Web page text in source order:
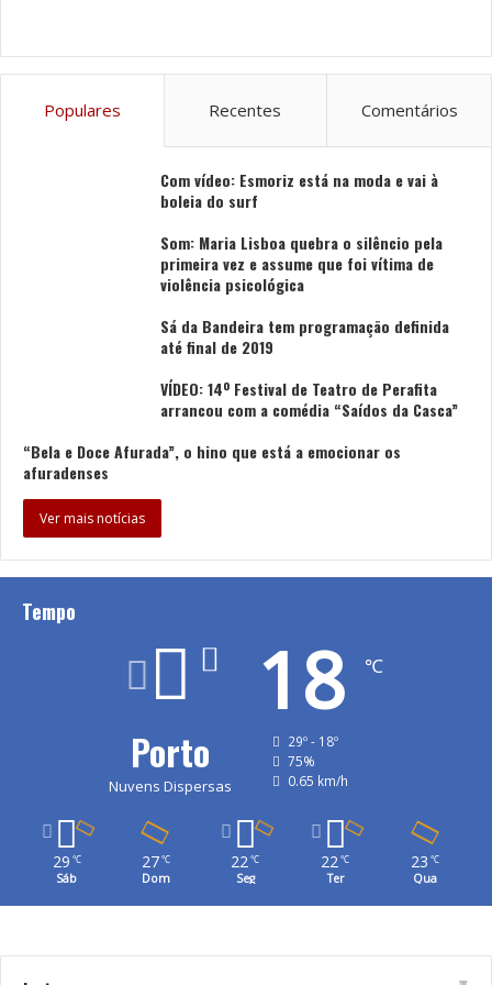
Hotels Espanha e Portugal, na referida nota.
Foto: DR
B&B HOTEL Grupo Casais
Guimarães
Populares Recentes Comentários
Com vídeo: Esmoriz está na moda e vai à
boleia do surf
Som: Maria Lisboa quebra o silêncio pela
primeira vez e assume que foi vítima de
violência psicológica
Sá da Bandeira tem programação definida
até final de 2019
VÍDEO: 14º Festival de Teatro de Perafita
arrancou com a comédia “Saídos da Casca”
“Bela e Doce Afurada”, o hino que está a emocionar os
afuradenses
Ver mais notícias
Tempo
Porto
Nuvens Dispersas
18 ℃
29º - 18º
75%
0.65 km/h
29 ℃
Sáb
27 ℃
Dom
22℃
Seg
22℃
Ter
23 ℃
Qua